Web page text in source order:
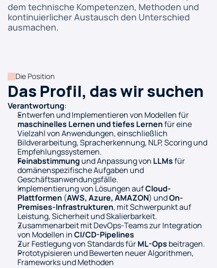
dem technische Kompetenzen, Methoden und
kontinuierlicher Austausch den Unterschied
ausmachen.
Die Position
Das Profil, das wir suchen
Verantwortung:
maschinelles Lernen und tiefes Lernen für eine
Vielzahl von Anwendungen, einschließlich
Bildverarbeitung, Spracherkennung, NLP, Scoring und
Empfehlungssystemen.
Feinabstimmung und Anpassung von LLMs für
domänenspezifische Aufgaben und
Geschäftsanwendungsfälle.
Implementierung von Lösungen auf Cloud-
Plattformen (AWS, Azure, AMAZON) und On-
Premises-Infrastrukturen, mit Schwerpunkt auf
Leistung, Sicherheit und Skalierbarkeit.
Zusammenarbeit mit DevOps-Teams zur Integration
von Modellen in CI/CD-Pipelines
Zur Festlegung von Standards für ML-Ops beitragen.
Prototypisieren und Bewerten neuer Algorithmen,
Frameworks und Methoden